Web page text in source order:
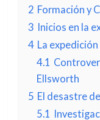
2 Formación y
3 Inicios en la
4 La
4.1
Ellsworth
5 El desastre
5.1